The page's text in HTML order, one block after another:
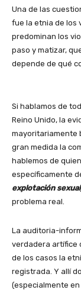
Una de las
fue la etnia de los
predominan los
paso y matizar,
depende de qué
Si hablamos de
Reino Unido, la
mayoritariamente
gran medida la
hablemos de
específicamente
explotación
problema real.
La auditoria-
verdadera artífice
de los casos la
registrada. Y allí
(especialmente